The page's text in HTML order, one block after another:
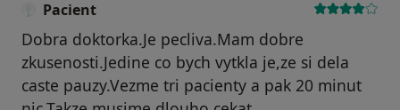
Pacient
Dobra doktorka.Je pecliva.Mam dobre
zkusenosti.Jedine co bych vytkla je,ze si dela
caste pauzy.Vezme tri pacienty a pak 20 minut